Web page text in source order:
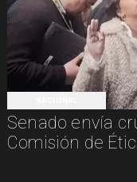
Senado envía
Comisión de